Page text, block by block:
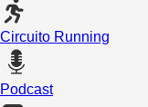
Circuito Running
Podcast